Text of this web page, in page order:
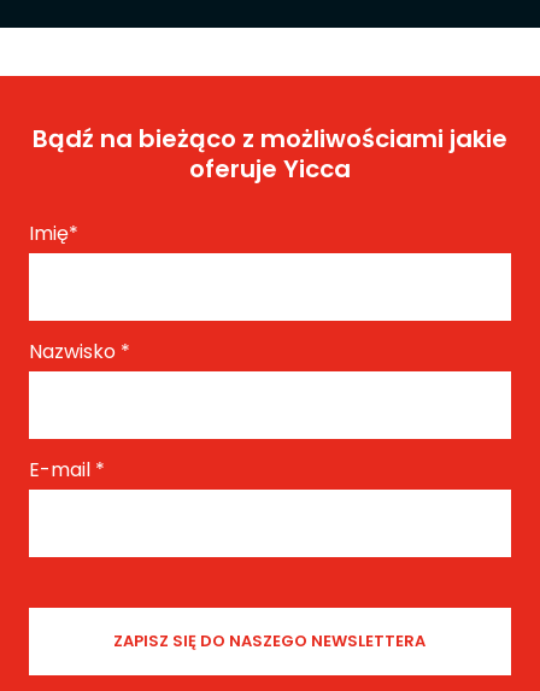
Bądź na bieżąco z możliwościami jakie
oferuje Yicca
Imię*
Nazwisko *
E-mail *